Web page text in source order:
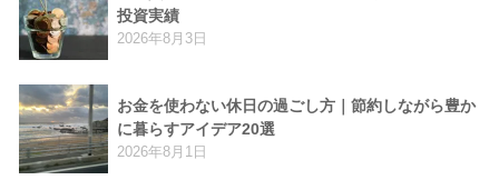
投資実績
2026年8月3日
お金を使わない休日の過ごし方｜節約しながら豊か
に暮らすアイデア20選
2026年8月1日